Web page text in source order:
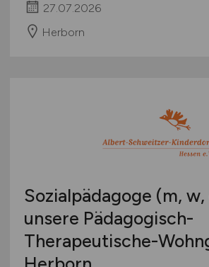
27.07.2026
Herborn
Sozialpädagoge (m,
unsere Pädagogisch-
Therapeutische-